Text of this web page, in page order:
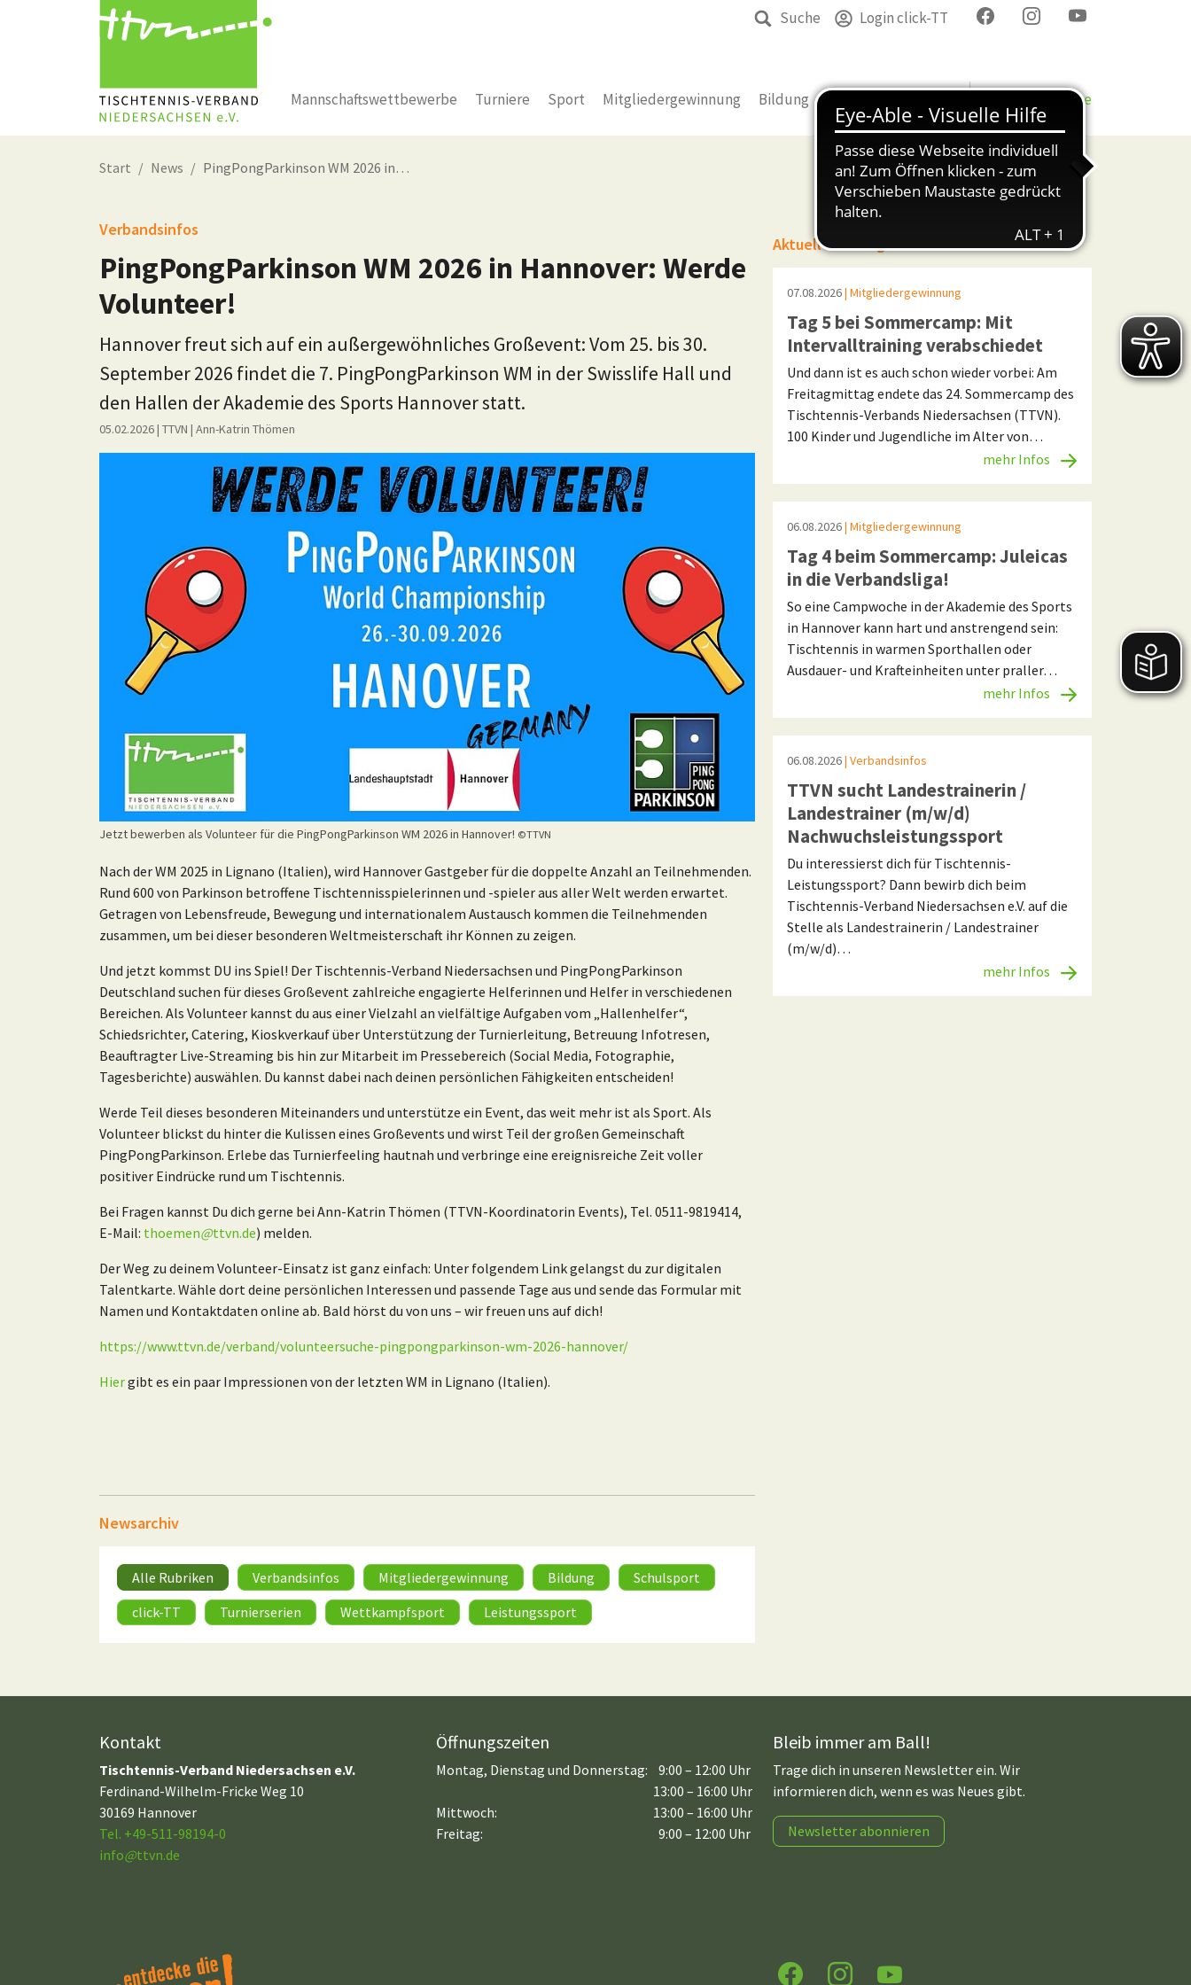
Suche Login click-TT
Mannschaftswettbewerbe Turniere Sport Mitgliedergewinnung Bildung Bezirke & Kreise
Start News PingPongParkinson WM 2026 in…
Verbandsinfos
PingPongParkinson WM 2026 in Hannover: Werde
Volunteer!
Hannover freut sich auf ein außergewöhnliches Großevent: Vom 25. bis 30.
September 2026 findet die 7. PingPongParkinson WM in der Swisslife Hall und
den Hallen der Akademie des Sports Hannover statt.
05.02.2026| TTVN | Ann-Katrin Thömen
Jetzt bewerben als Volunteer für die PingPongParkinson WM 2026 in Hannover! ©TTVN
Nach der WM 2025 in Lignano (Italien), wird Hannover Gastgeber für die doppelte Anzahl an Teilnehmenden.
Rund 600 von Parkinson betroffene Tischtennisspielerinnen und -spieler aus aller Welt werden erwartet.
Getragen von Lebensfreude, Bewegung und internationalem Austausch kommen die Teilnehmenden
zusammen, um bei dieser besonderen Weltmeisterschaft ihr Können zu zeigen.
Und jetzt kommst DU ins Spiel! Der Tischtennis-Verband Niedersachsen und PingPongParkinson
Deutschland suchen für dieses Großevent zahlreiche engagierte Helferinnen und Helfer in verschiedenen
Bereichen. Als Volunteer kannst du aus einer Vielzahl an vielfältige Aufgaben vom „Hallenhelfer“,
Schiedsrichter, Catering, Kioskverkauf über Unterstützung der Turnierleitung, Betreuung Infotresen,
Beauftragter Live-Streaming bis hin zur Mitarbeit im Pressebereich (Social Media, Fotographie,
Tagesberichte) auswählen. Du kannst dabei nach deinen persönlichen Fähigkeiten entscheiden!
Werde Teil dieses besonderen Miteinanders und unterstütze ein Event, das weit mehr ist als Sport. Als
Volunteer blickst du hinter die Kulissen eines Großevents und wirst Teil der großen Gemeinschaft
PingPongParkinson. Erlebe das Turnierfeeling hautnah und verbringe eine ereignisreiche Zeit voller
positiver Eindrücke rund um Tischtennis.
Bei Fragen kannst Du dich gerne bei Ann-Katrin Thömen (TTVN-Koordinatorin Events), Tel. 0511-9819414,
E-Mail: thoemen@ttvn.de) melden.
Der Weg zu deinem Volunteer-Einsatz ist ganz einfach: Unter folgendem Link gelangst du zur digitalen
Talentkarte. Wähle dort deine persönlichen Interessen und passende Tage aus und sende das Formular mit
Namen und Kontaktdaten online ab. Bald hörst du von uns – wir freuen uns auf dich!
https://www.ttvn.de/verband/volunteersuche-pingpongparkinson-wm-2026-hannover/
Hiergibt es ein paar Impressionen von der letzten WM in Lignano (Italien).
Aktuelle Beiträge
07.08.2026| Mitgliedergewinnung
Tag 5 bei Sommercamp: Mit
Intervalltraining verabschiedet
Und dann ist es auch schon wieder vorbei: Am
Freitagmittag endete das 24. Sommercamp des
Tischtennis-Verbands Niedersachsen (TTVN).
100 Kinder und Jugendliche im Alter von…
mehr Infos
06.08.2026| Mitgliedergewinnung
Tag 4 beim Sommercamp: Juleicas
in die Verbandsliga!
So eine Campwoche in der Akademie des Sports
in Hannover kann hart und anstrengend sein:
Tischtennis in warmen Sporthallen oder
Ausdauer- und Krafteinheiten unter praller…
mehr Infos
06.08.2026| Verbandsinfos
TTVN sucht Landestrainerin /
Landestrainer (m/w/d)
Nachwuchsleistungssport
Du interessierst dich für Tischtennis-
Leistungssport? Dann bewirb dich beim
Tischtennis-Verband Niedersachsen e.V. auf die
Stelle als Landestrainerin / Landestrainer
(m/w/d)…
mehr Infos
Newsarchiv
Alle Rubriken Verbandsinfos Mitgliedergewinnung Bildung
Schulsport
click-TT
Turnierserien Wettkampfsport Leistungssport
Kontakt
Tischtennis-Verband Niedersachsen e.V.
Ferdinand-Wilhelm-Fricke Weg 10
30169 Hannover
Tel. +49-511-98194-0
info@ttvn.de
Öffnungszeiten
Montag, Dienstag und Donnerstag:
9:00 – 12:00 Uhr
13:00 – 16:00 Uhr
Mittwoch:
Freitag:
13:00 – 16:00 Uhr
9:00 – 12:00 Uhr
Bleib immer am Ball!
Trage dich in unseren Newsletter ein. Wir
informieren dich, wenn es was Neues gibt.
Newsletter abonnieren